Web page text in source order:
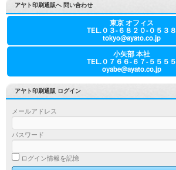
アヤト印刷通販へ 問い合わせ
東京 オフィス
TEL.０３-６８２０-０５３８
tokyo@ayato.co.jp
小矢部 本社
TEL.０７６６-６７-５５５５
oyabe@ayato.co.jp
アヤト印刷通販 ログイン
メールアドレス
パスワード
ログイン情報を記憶